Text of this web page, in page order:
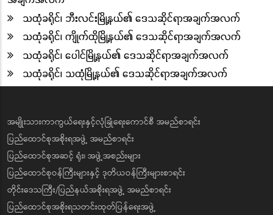
သထုံခရိုင်၊ ဘီးလင်းမြို့နယ်၏ ဒေသဆိုင်ရာအချက်အလက်
သထုံခရိုင်၊ ကျိုက်ထိုမြို့နယ်၏ ဒေသဆိုင်ရာအချက်အလက်
သထုံခရိုင်၊ ပေါင်မြို့နယ်၏ ဒေသဆိုင်ရာအချက်အလက်
သထုံခရိုင်၊ သထုံမြို့နယ်၏ ဒေသဆိုင်ရာအချက်အလက်
အမျိုးသားကာကွယ်ရေးနှင့်လုံခြုံရေးကောင်စီ အမည်စာရင်း
ပြည်ထောင်စုအစိုးရအဖွဲ့ အမည်စာရင်း
ပြည်ထောင်စုအဆင့် ရုံး၊ အဖွဲ့အစည်းများ
ပြည်ထောင်စုဝန်ကြီးများနှင့် ဒုတိယဝန်ကြီးများစာရင်း
တိုင်းဒေသကြီး/ပြည်နယ်အစိုးရအဖွဲ့ အမည်စာရင်း
ပြည်ထောင်စုအစိုးရသတင်းထုတ်ပြန်ရေးအဖွဲ့